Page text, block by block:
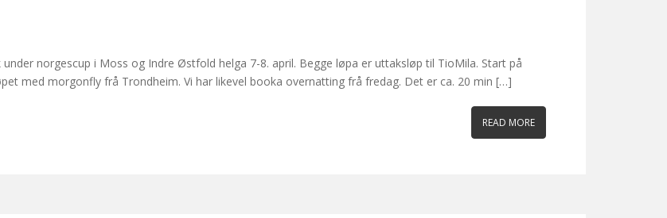
norgescup i Moss og Indre Østfold helga 7-8. april. Begge løpa er uttaksløp til TioMila. Start på
med morgonfly frå Trondheim. Vi har likevel booka overnatting frå fredag. Det er ca. 20 min […]
READ MORE